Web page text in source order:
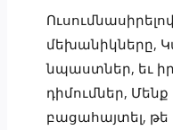
մեխանիկները,
նպաստներ, եւ
դիմումներ,
բացահայտել, թե